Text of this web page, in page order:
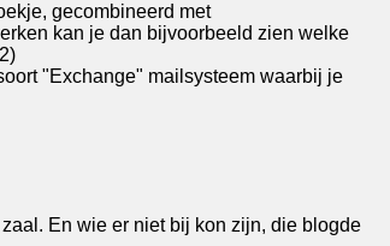
gecombineerd met
kan je dan bijvoorbeeld zien welke
"Exchange" mailsysteem waarbij je
En wie er niet bij kon zijn, die blogde